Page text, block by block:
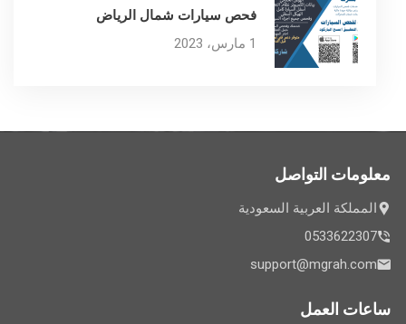
فحص سيارات شمال الرياض
1 مارس، 2023
معلومات التواصل
المملكة العربية السعودية
0533622307
support@mgrah.com
ساعات العمل